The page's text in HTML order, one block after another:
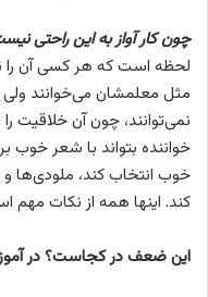
چون کار آواز به این راحتی
لحظه است که هر کسی آن را
مثل معلمشان می‌خوانند ولی
نمی‌توانند، چون آن خلاقیت
خواننده بتواند با شعر خوب
خوب انتخاب کند، ملودی‌ها و
کند. اینها همه از نکات مهم
این ضعف در کجاست؟ در